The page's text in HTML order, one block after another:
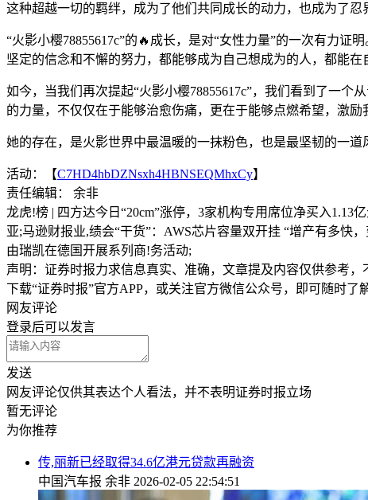
这种超越一切的羁绊，成为了他们共同成长的动力，也成为了忍
“火影小樱78855617c”的🔥成长，是对“女性力量”的一次有力
坚定的信念和不懈的努力，都能够成为自己想成为的人，都能在
如今，当我们再次提起“火影小樱78855617c”，我们看到了一
的力量，不仅仅在于能够治愈伤痛，更在于能够点燃希望，激
她的存在，是火影世界中最温暖的一抹粉色，也是最坚韧的一道
活动：【C7HD4hbDZNsxh4HBNSEQMhxCy】
责任编辑： 余非
龙虎!榜 | 四方达今日“20cm”涨停，3家机构专用席位净买入1.13
亚;马逊财报业,绩会“干货”：AWS芯片容量双开挂 “增产有多快
由瑞凯在德国开展系列商!务活动;
声明：证券时报力求信息真实、准确，文章提及内容仅供参考
下载“证券时报”官方APP，或关注官方微信公众号，即可随时了
网友评论
登录后可以发言
发送
网友评论仅供其表达个人看法，并不表明证券时报立场
暂无评论
为你推荐
传,丽新已经取得34.6亿港元贷款再融资
中国汽车报 余非 2026-02-05 22:54:51